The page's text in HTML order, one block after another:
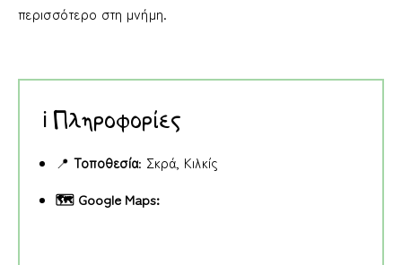
περισσότερο στη μνήμη.
ℹ️ Πληροφορίες
📍 Τοποθεσία: Σκρά, Κιλκίς
🗺️ Google Maps: